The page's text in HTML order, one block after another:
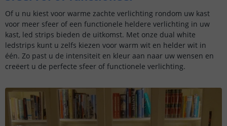
Of u nu kiest voor warme zachte verlichting rondom uw kast
voor meer sfeer of een functionele heldere verlichting in uw
kast, led strips bieden de uitkomst. Met onze dual white
ledstrips kunt u zelfs kiezen voor warm wit en helder wit in
één. Zo past u de intensiteit en kleur aan naar uw wensen en
creëert u de perfecte sfeer of functionele verlichting.